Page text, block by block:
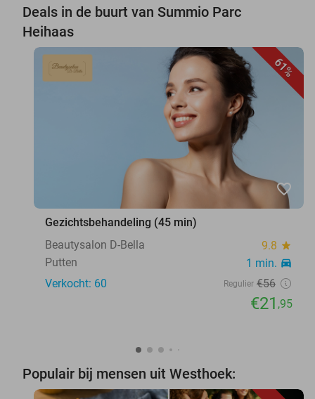
Deals in de buurt van Summio Parc
Heihaas
61%
favorite_border
Gezichtsbehandeling (45 min)
Beautysalon D-Bella
9.8 star
Putten 1 min. directions_car
Verkocht: 60 Regulier €56
€21 ,95
Populair bij mensen uit Westhoek: